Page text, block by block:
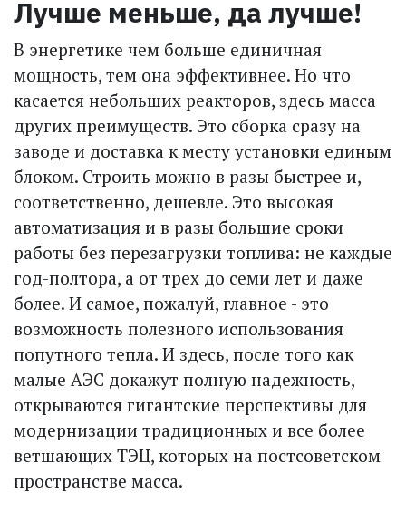
Лучше меньше, да лучше!
В энергетике чем больше единичная
мощность, тем она эффективнее. Но что
касается небольших реакторов, здесь масса
других преимуществ. Это сборка сразу на
заводе и доставка к месту установки единым
блоком. Строить можно в разы быстрее и,
соответственно, дешевле. Это высокая
автоматизация и в разы большие сроки
работы без перезагрузки топлива: не каждые
год-полтора, а от трех до семи лет и даже
более. И самое, пожалуй, главное - это
возможность полезного использования
попутного тепла. И здесь, после того как
малые АЭС докажут полную надежность,
открываются гигантские перспективы для
модернизации традиционных и все более
ветшающих ТЭЦ, которых на постсоветском
пространстве масса.